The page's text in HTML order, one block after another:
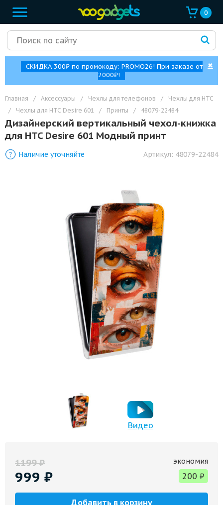
0
СКИДКА 300₽ по промокоду: PROMO26! При заказе от
2000₽!
✖
Главная / Аксессуары / Чехлы для телефонов /
Чехлы для HTC
/
Чехлы для HTC Desire 601 / Принты / 48079-22484
Дизайнерский вертикальный чехол-книжка
для HTC Desire 601 Модный принт
Видео
Наличие уточняйте Артикул: 48079-22484
1199₽
999 ₽
экономия
200 ₽
Добавить в корзину